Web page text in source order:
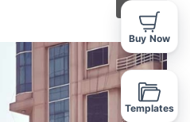
להשכרה
Buy Now
Templates